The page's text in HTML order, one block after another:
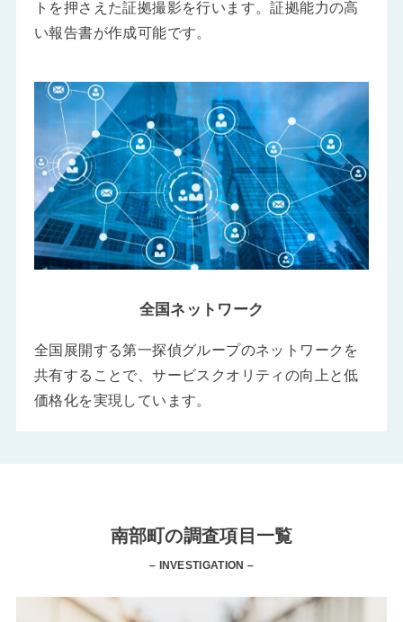
トを押さえた証拠撮影を行います。証拠能力の高
い報告書が作成可能です。
全国ネットワーク
全国展開する第一探偵グループのネットワークを
共有することで、サービスクオリティの向上と低
価格化を実現しています。
南部町の調査項目一覧
– INVESTIGATION –